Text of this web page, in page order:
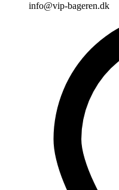
info@vip-bageren.dk